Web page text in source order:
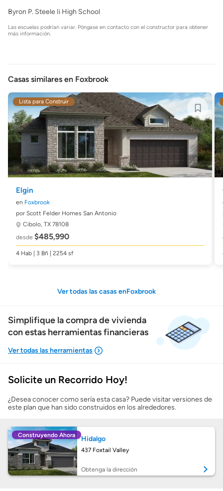
Byron P. Steele Ii High School
Las escuelas podrían variar. Póngase en contacto con el constructor para obtener
más información.
Casas similares en Foxbrook
Lista para Construir
Elgin
en Foxbrook
por Scott Felder Homes San Antonio
Cibolo, TX 78108
desde $485,990
4 Hab | 3 Bñ | 2254 sf
Ver todas las casas enFoxbrook
Simplifique la compra de vivienda
con estas herramientas financieras
Mostrarme lo que puedo pagar
Costos casa nueva vs. usada
Obtener mi puntaje de crédito
Calcular mi hipoteca
Solicite un Recorrido Hoy!
¿Desea conocer como sería esta casa? Puede visitar versiones de
este plan que han sido construidos en los alrededores.
Construyendo Ahora Hidalgo
437 Foxtail Valley
Obtenga la dirección